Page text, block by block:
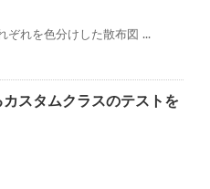
ぞれを色分けした散布図 ...
スタムクラスのテストを